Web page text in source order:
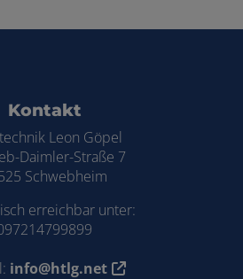
Kontakt
Leon Göpel
Daimler-Straße 7
Schwebheim
erreichbar unter:
info@htlg.net